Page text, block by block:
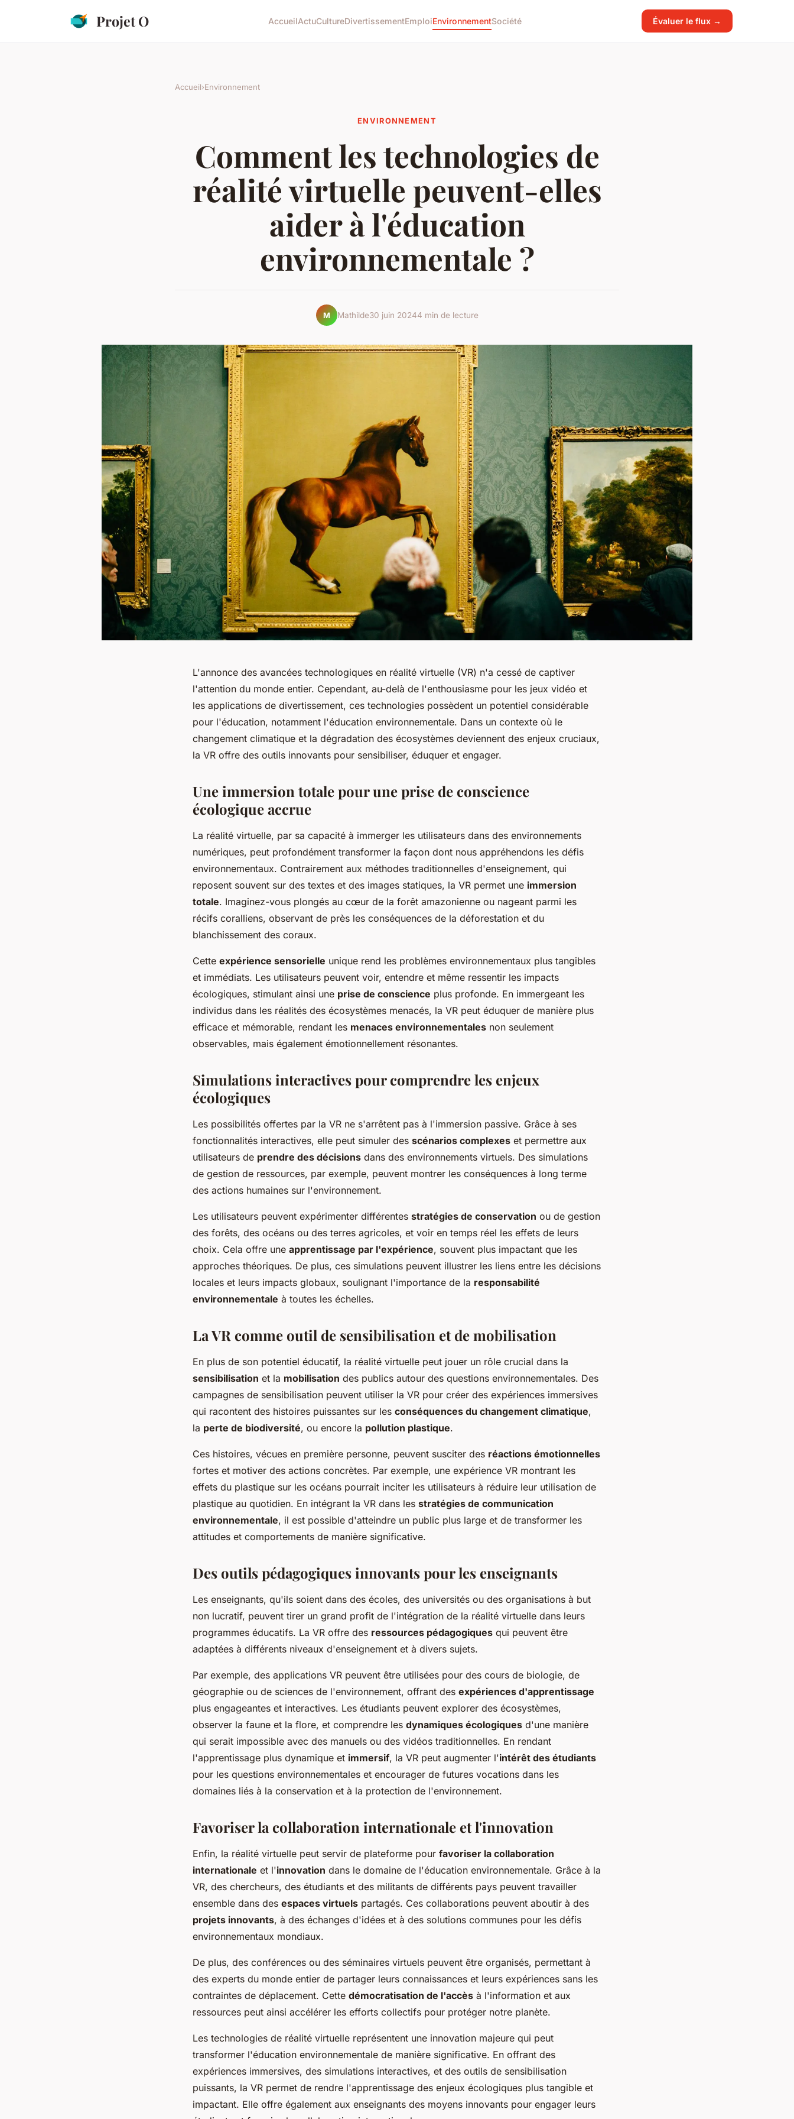
Projet O AccueilActuCultureDivertissementEmploiEnvironnementSociété Évaluer le flux →
Accueil›Environnement
ENVIRONNEMENT
Comment les technologies de
réalité virtuelle peuvent-elles
aider à l'éducation
environnementale ?
M Mathilde30 juin 20244 min de lecture
L'annonce des avancées technologiques en réalité virtuelle (VR) n'a cessé de captiver
l'attention du monde entier. Cependant, au-delà de l'enthousiasme pour les jeux vidéo et
les applications de divertissement, ces technologies possèdent un potentiel considérable
pour l'éducation, notamment l'éducation environnementale. Dans un contexte où le
changement climatique et la dégradation des écosystèmes deviennent des enjeux cruciaux,
la VR offre des outils innovants pour sensibiliser, éduquer et engager.
Une immersion totale pour une prise de conscience
écologique accrue
La réalité virtuelle, par sa capacité à immerger les utilisateurs dans des environnements
numériques, peut profondément transformer la façon dont nous appréhendons les défis
environnementaux. Contrairement aux méthodes traditionnelles d'enseignement, qui
reposent souvent sur des textes et des images statiques, la VR permet une immersion
totale. Imaginez-vous plongés au cœur de la forêt amazonienne ou nageant parmi les
récifs coralliens, observant de près les conséquences de la déforestation et du
blanchissement des coraux.
Cette expérience sensorielle unique rend les problèmes environnementaux plus tangibles
et immédiats. Les utilisateurs peuvent voir, entendre et même ressentir les impacts
écologiques, stimulant ainsi une prise de conscience plus profonde. En immergeant les
individus dans les réalités des écosystèmes menacés, la VR peut éduquer de manière plus
efficace et mémorable, rendant les menaces environnementales non seulement
observables, mais également émotionnellement résonantes.
Simulations interactives pour comprendre les enjeux
écologiques
Les possibilités offertes par la VR ne s'arrêtent pas à l'immersion passive. Grâce à ses
fonctionnalités interactives, elle peut simuler des scénarios complexes et permettre aux
utilisateurs de prendre des décisions dans des environnements virtuels. Des simulations
de gestion de ressources, par exemple, peuvent montrer les conséquences à long terme
des actions humaines sur l'environnement.
Les utilisateurs peuvent expérimenter différentes stratégies de conservation ou de gestion
des forêts, des océans ou des terres agricoles, et voir en temps réel les effets de leurs
choix. Cela offre une apprentissage par l'expérience, souvent plus impactant que les
approches théoriques. De plus, ces simulations peuvent illustrer les liens entre les décisions
locales et leurs impacts globaux, soulignant l'importance de la responsabilité
environnementale à toutes les échelles.
La VR comme outil de sensibilisation et de mobilisation
En plus de son potentiel éducatif, la réalité virtuelle peut jouer un rôle crucial dans la
sensibilisation et la mobilisation des publics autour des questions environnementales. Des
campagnes de sensibilisation peuvent utiliser la VR pour créer des expériences immersives
qui racontent des histoires puissantes sur les conséquences du changement climatique,
la perte de biodiversité, ou encore la pollution plastique.
Ces histoires, vécues en première personne, peuvent susciter des réactions émotionnelles
fortes et motiver des actions concrètes. Par exemple, une expérience VR montrant les
effets du plastique sur les océans pourrait inciter les utilisateurs à réduire leur utilisation de
plastique au quotidien. En intégrant la VR dans les stratégies de communication
environnementale, il est possible d'atteindre un public plus large et de transformer les
attitudes et comportements de manière significative.
Des outils pédagogiques innovants pour les enseignants
Les enseignants, qu'ils soient dans des écoles, des universités ou des organisations à but
non lucratif, peuvent tirer un grand profit de l'intégration de la réalité virtuelle dans leurs
programmes éducatifs. La VR offre des ressources pédagogiques qui peuvent être
adaptées à différents niveaux d'enseignement et à divers sujets.
Par exemple, des applications VR peuvent être utilisées pour des cours de biologie, de
géographie ou de sciences de l'environnement, offrant des expériences d'apprentissage
plus engageantes et interactives. Les étudiants peuvent explorer des écosystèmes,
observer la faune et la flore, et comprendre les dynamiques écologiques d'une manière
qui serait impossible avec des manuels ou des vidéos traditionnelles. En rendant
l'apprentissage plus dynamique et immersif, la VR peut augmenter l'intérêt des étudiants
pour les questions environnementales et encourager de futures vocations dans les
domaines liés à la conservation et à la protection de l'environnement.
Favoriser la collaboration internationale et l'innovation
Enfin, la réalité virtuelle peut servir de plateforme pour favoriser la collaboration
internationale et l'innovation dans le domaine de l'éducation environnementale. Grâce à la
VR, des chercheurs, des étudiants et des militants de différents pays peuvent travailler
ensemble dans des espaces virtuels partagés. Ces collaborations peuvent aboutir à des
projets innovants, à des échanges d'idées et à des solutions communes pour les défis
environnementaux mondiaux.
De plus, des conférences ou des séminaires virtuels peuvent être organisés, permettant à
des experts du monde entier de partager leurs connaissances et leurs expériences sans les
contraintes de déplacement. Cette démocratisation de l'accès à l'information et aux
ressources peut ainsi accélérer les efforts collectifs pour protéger notre planète.
Les technologies de réalité virtuelle représentent une innovation majeure qui peut
transformer l'éducation environnementale de manière significative. En offrant des
expériences immersives, des simulations interactives, et des outils de sensibilisation
puissants, la VR permet de rendre l'apprentissage des enjeux écologiques plus tangible et
impactant. Elle offre également aux enseignants des moyens innovants pour engager leurs